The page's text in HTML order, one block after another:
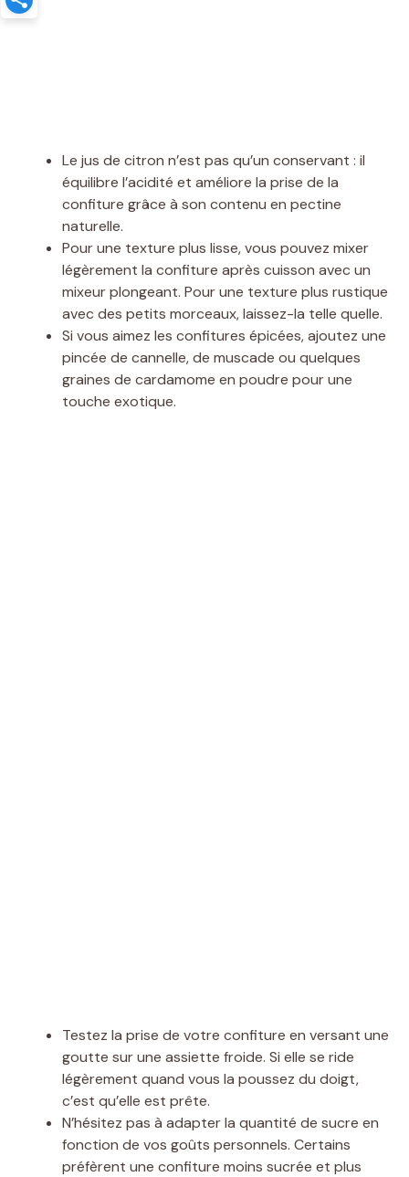
Le jus de citron n’est pas qu’un conservant : il
équilibre l’acidité et améliore la prise de la
confiture grâce à son contenu en pectine
naturelle.
Pour une texture plus lisse, vous pouvez mixer
légèrement la confiture après cuisson avec un
mixeur plongeant. Pour une texture plus rustique
avec des petits morceaux, laissez-la telle quelle.
Si vous aimez les confitures épicées, ajoutez une
pincée de cannelle, de muscade ou quelques
graines de cardamome en poudre pour une
touche exotique.
Testez la prise de votre confiture en versant une
goutte sur une assiette froide. Si elle se ride
légèrement quand vous la poussez du doigt,
c’est qu’elle est prête.
N’hésitez pas à adapter la quantité de sucre en
fonction de vos goûts personnels. Certains
préfèrent une confiture moins sucrée et plus